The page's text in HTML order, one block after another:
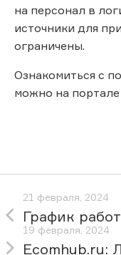
на персонал в
источники для
ограничены.
Ознакомиться с
можно на портале
21 февраля, 2024
График
19 февраля, 2024
Ecomhub.ru: